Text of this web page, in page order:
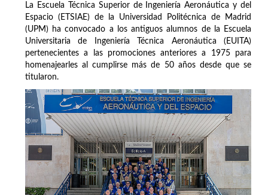
La Escuela Técnica Superior de Ingeniería Aeronáutica y del
Espacio (ETSIAE) de la Universidad Politécnica de Madrid
(UPM) ha convocado a los antiguos alumnos de la Escuela
Universitaria de Ingeniería Técnica Aeronáutica (EUITA)
pertenecientes a las promociones anteriores a 1975 para
homenajearles al cumplirse más de 50 años desde que se
titularon.